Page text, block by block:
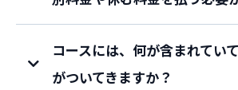
コースには、何が含まれてい
がついてきますか？